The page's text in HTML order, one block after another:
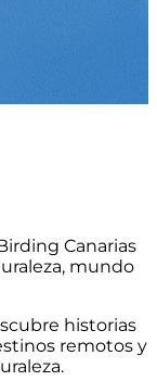
Canarias
mundo
historias
remotos y